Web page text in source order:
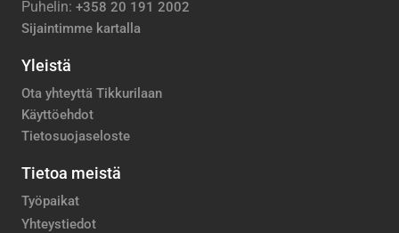
Puhelin: +358 20 191 2002
Sijaintimme kartalla
Yleistä
Ota yhteyttä Tikkurilaan
Käyttöehdot
Tietosuojaseloste
Tietoa meistä
Työpaikat
Yhteystiedot